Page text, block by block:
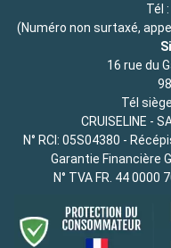
Tél :
(Numéro non surtaxé,
16 rue du
Tél
CRUISELINE -
N° RCI: 05S04380 -
Garantie Financière
N° TVA FR. 44 0000